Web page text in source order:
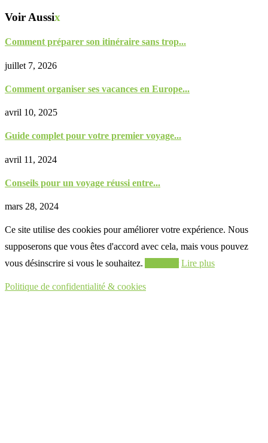
Voir Aussix
Comment préparer son itinéraire sans trop...
juillet 7, 2026
Comment organiser ses vacances en Europe...
avril 10, 2025
Guide complet pour votre premier voyage...
avril 11, 2024
Conseils pour un voyage réussi entre...
mars 28, 2024
Ce site utilise des cookies pour améliorer votre expérience. Nous
supposerons que vous êtes d'accord avec cela, mais vous pouvez
vous désinscrire si vous le souhaitez.
Lire plus
Politique de confidentialité & cookies